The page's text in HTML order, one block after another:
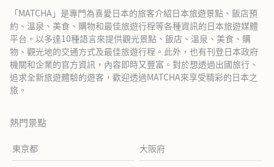
「MATCHA」是專門為喜愛日本的旅客介紹日本旅遊景點、飯店預
約、溫泉、美食、購物和最佳旅遊行程等各種資訊的日本旅遊媒體
平台。以多達10種語言來提供觀光景點、飯店、溫泉、美食、購
物、觀光地的交通方式及最佳旅遊行程。此外，也有刊登日本政府
機關和企業的官方資訊，內容即時又豐富。對於想透過出國旅行、
追求全新旅遊體驗的遊客，歡迎透過MATCHA來享受精彩的日本之
旅。
熱門景點
東京都 大阪府